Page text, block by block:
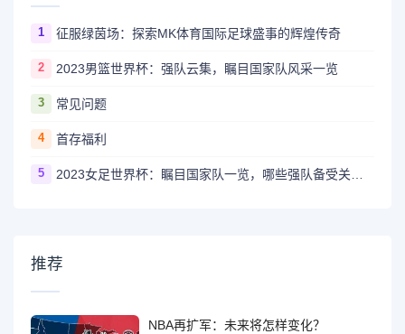
1 征服绿茵场：探索MK体育国际足球盛事的辉煌传奇
2 2023男篮世界杯：强队云集，瞩目国家队风采一览
3 常见问题
4 首存福利
5
推荐
NBA再扩军：未来将怎样变化？